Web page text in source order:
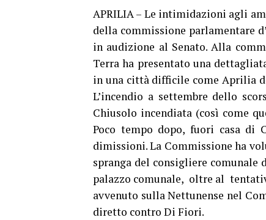
APRILIA – Le intimidazioni agli
della commissione parlamentare
in audizione al Senato. Alla
Terra ha presentato una
in una città difficile come Aprilia
L’incendio a settembre dello
Chiusolo incendiata (così come
Poco tempo dopo, fuori casa
dimissioni. La Commissione ha
spranga del consigliere comunale
palazzo comunale, oltre al
avvenuto sulla Nettunense nel
diretto contro Di Fiori.